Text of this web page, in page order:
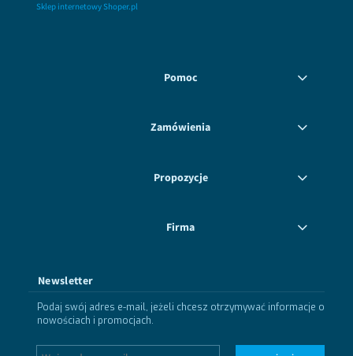
Sklep internetowy Shoper.pl
Pomoc
Zamówienia
Propozycje
Firma
Newsletter
Podaj swój adres e-mail, jeżeli chcesz otrzymywać informacje o
nowościach i promocjach.